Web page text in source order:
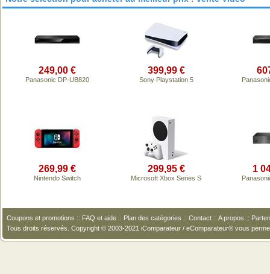
249,00 €
Panasonic DP-UB820
399,99 €
Sony Playstation 5
269,99 €
Nintendo Switch
299,95 €
Microsoft Xbox Series S
1
Coupons et promotions :: FAQ et aide :: Plan des catégories :: Contact :: A propos ::
Tous droits réservés. Copyright © 2003-2021 iComparateur / eComparateur® vous